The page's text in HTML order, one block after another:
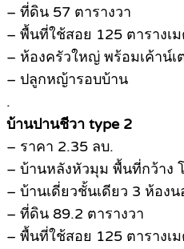
– ที่ดิน 57 ตารางวา
– พื้นที่ใช้สอย 125 ตารางเ
– ห้องครัวใหญ่ พร้อมเค้าน์
– ปลูกหญ้ารอบบ้าน
.
บ้านปานชีวา type 2
– ราคา 2.35 ลบ.
– บ้านหลังหัวมุม พื้นที่กว้าง
– บ้านเดี่ยวชั้นเดียว 3 ห้อง
– ที่ดิน 89.2 ตารางวา
– พื้นที่ใช้สอย 125 ตารางเ